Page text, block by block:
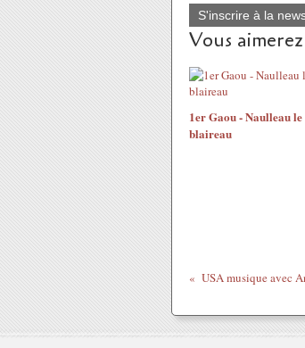
S'inscrire à la
Vous
1er Gaou - Naulleau le
blaireau